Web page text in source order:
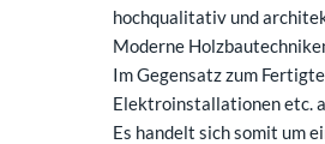
hochqualitativ und
Moderne
Im Gegensatz zum
Elektroinstallationen etc.
Es handelt sich somit um